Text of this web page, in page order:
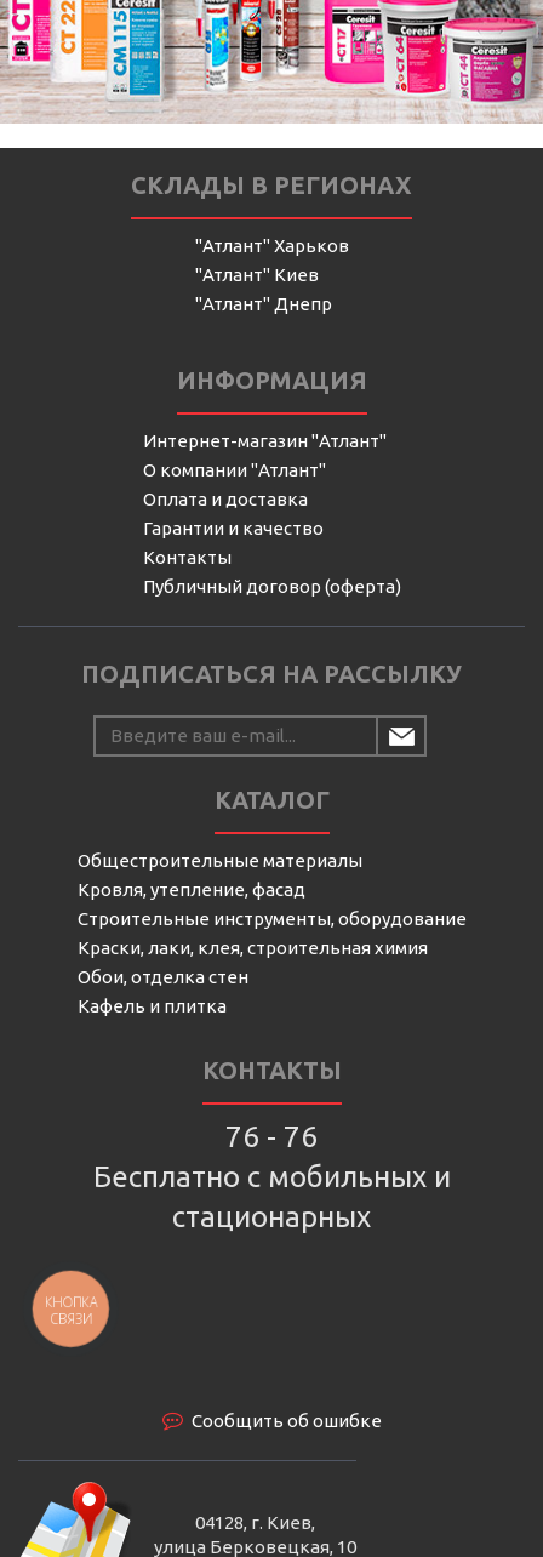
СКЛАДЫ В РЕГИОНАХ
"Атлант" Харьков
"Атлант" Киев
"Атлант" Днепр
ИНФОРМАЦИЯ
Интернет-магазин "Атлант"
О компании "Атлант"
Оплата и доставка
Гарантии и качество
Контакты
Публичный договор (оферта)
ПОДПИСАТЬСЯ НА РАССЫЛКУ
КАТАЛОГ
Общестроительные материалы
Кровля, утепление, фасад
Строительные инструменты, оборудование
Краски, лаки, клея, строительная химия
Обои, отделка стен
Кафель и плитка
КОНТАКТЫ
76 - 76
Бесплатно с мобильных и
стационарных
Сообщить об ошибке
04128, г. Киев,
улица Берковецкая, 10
КНОПКА
СВЯЗИ